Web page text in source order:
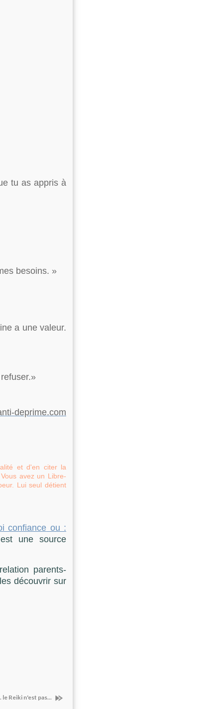
tu as appris à
besoins. »
a une valeur.
deprime.com
et d'en citer la
avez un Libre-
Lui seul détient
confiance ou :
une source
parents-
découvrir sur
le Reiki n'est pas...